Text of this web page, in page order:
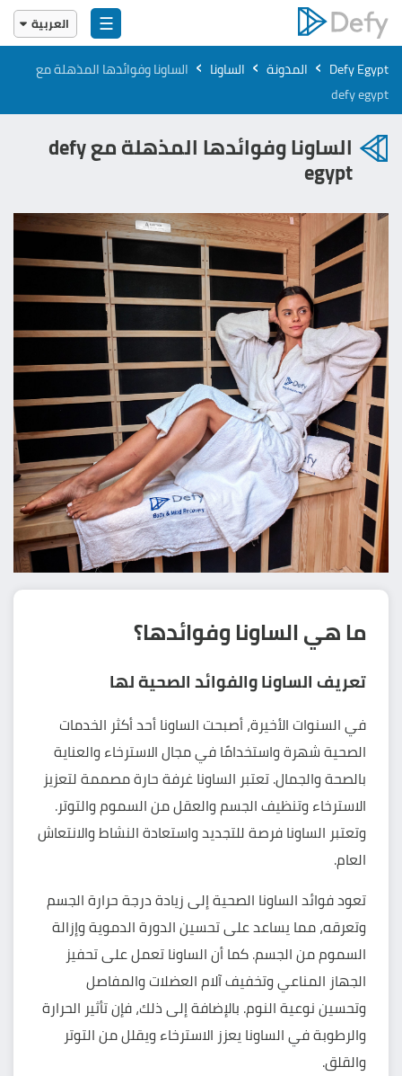
☰
العربية
English
العربية
Defy Egypt
› المدونة › الساونا › الساونا وفوائدها المذهلة مع
defy egypt
الساونا وفوائدها المذهلة مع defy
egypt
ما هي الساونا وفوائدها؟
تعريف الساونا والفوائد الصحية لها
في السنوات الأخيرة، أصبحت الساونا أحد أكثر الخدمات
الصحية شهرة واستخدامًا في مجال الاسترخاء والعناية
بالصحة والجمال. تعتبر الساونا غرفة حارة مصممة لتعزيز
الاسترخاء وتنظيف الجسم والعقل من السموم والتوتر.
وتعتبر الساونا فرصة للتجديد واستعادة النشاط والانتعاش
العام.
تعود فوائدالساونا الصحية إلى زيادة درجة حرارة الجسم
وتعرقه، مما يساعد على تحسين الدورة الدموية وإزالة
السموم من الجسم. كما أن الساونا تعمل على تحفيز
الجهاز المناعي وتخفيف آلام العضلات والمفاصل
وتحسين نوعية النوم. بالإضافة إلى ذلك، فإن تأثير الحرارة
والرطوبة في الساونا يعزز الاسترخاء ويقلل من التوتر
والقلق.